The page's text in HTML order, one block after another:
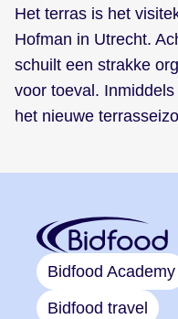
Het terras is het
Hofman in Utrecht.
schuilt een strakke
voor toeval.
het nieuwe
Bidfood Academy
Bidfood travel